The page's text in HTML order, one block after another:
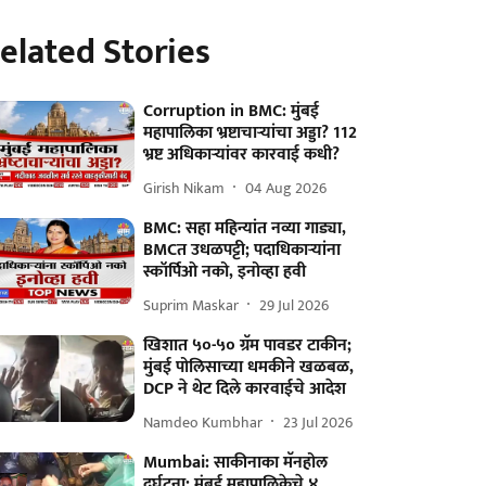
Stories
Corruption in BMC: मुंबई
महापालिका भ्रष्टाचाऱ्यांचा अड्डा? 112
भ्रष्ट अधिकाऱ्यांवर कारवाई कधी?
Girish Nikam 04 Aug 2026
BMC: सहा महिन्यांत नव्या गाड्या,
BMCत उधळपट्टी; पदाधिकाऱ्यांना
स्कॉर्पिओ नको, इनोव्हा हवी
Suprim Maskar 29 Jul 2026
खिशात ५०-५० ग्रॅम पावडर टाकीन;
मुंबई पोलिसाच्या धमकीने खळबळ,
DCP ने थेट दिले कारवाईचे आदेश
Namdeo Kumbhar 23 Jul 2026
Mumbai: साकीनाका मॅनहोल